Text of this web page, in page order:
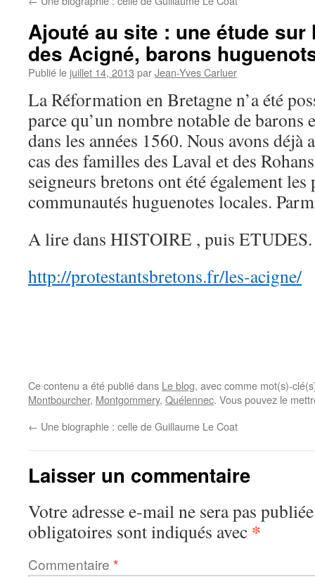
Ajouté au site : une étude
des Acigné, barons
Publié le juillet 14, 2013 parJean-Yves Carluer
La Réformation en Bretagne n’a été
parce qu’un nombre notable de barons
dans les années 1560. Nous avons déjà
cas des familles des Laval et des
seigneurs bretons ont été également les
communautés huguenotes locales.
A lire dans HISTOIRE , puis ETUDES.
http://protestantsbretons.fr/les-acigne/
Ce contenu a été publié dans Le blog, avec comme mot(s)-
Montbourcher, Montgommery, Quélennec. Vous pouvez le
← Une biographie : celle de Guillaume Le Coat
Laisser un commentaire
Votre adresse e-mail ne sera pas
obligatoires sont indiqués avec *
Commentaire *